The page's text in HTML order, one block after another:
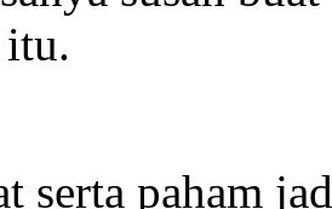
itu.
serta paham